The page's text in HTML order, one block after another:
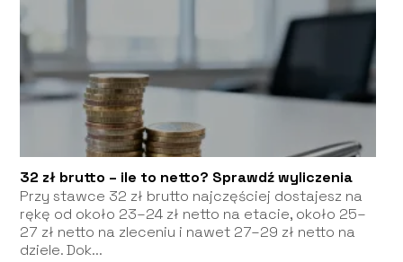
32 zł brutto – ile to netto? Sprawdź wyliczenia
Przy stawce 32 zł brutto najczęściej dostajesz na
rękę od około 23–24 zł netto na etacie, około 25–
27 zł netto na zleceniu i nawet 27–29 zł netto na
dziele. Dok...